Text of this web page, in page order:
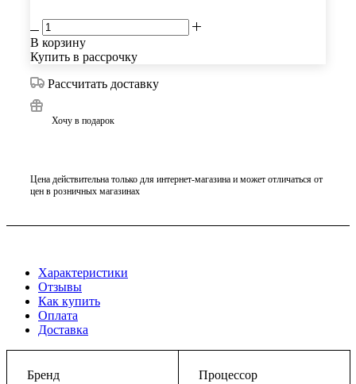
В корзину
Купить в рассрочку
Рассчитать доставку
Хочу в подарок
Цена действительна только для интернет-магазина и может отличаться от
цен в розничных магазинах
Характеристики
Отзывы
Как купить
Оплата
Доставка
Бренд
Процессор